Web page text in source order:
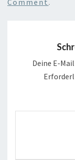
Comment .
Deine E-